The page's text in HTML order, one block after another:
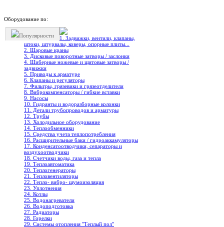
Оборудование по:
Популярности
1. Задвижки, вентили, клапаны,
штоки, штурвалы, коверы, опорные плиты...
2. Шаровые краны
3. Дисковые поворотные затворы / заслонки
4. Шиберные ножевые и щитовые затворы /
задвижки
5. Приводы к арматуре
6. Клапаны и регуляторы
7. Фильтры, грязевики и грязеотделители
8. Виброкомпенсаторы / гибкие вставки
9. Насосы
10. Гидранты и водоразборные колонки
11. Детали трубопроводов и арматуры
12. Трубы
13. Холодильное oборудование
14. Теплообменники
15. Средства учета теплопотребления
16. Расширительные баки / гидроаккамуляторы
17. Конденсатоотводчики, сепараторы и
воздухоотводчики
18. Счетчики воды, газа и тепла
19. Теплоавтоматика
20. Теплогенераторы
21. Тепловентиляторы
22. Тепло- вибро- шумоизоляция
23. Уплотнения
24. Котлы
25. Водонагреватели
26. Водоподготовка
27. Радиаторы
28. Горелки
29. Системы отопления "Теплый пол"